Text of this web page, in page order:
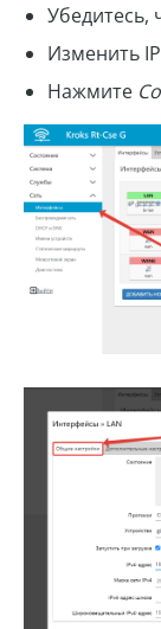
Убедитесь,
Изменить
Нажмите